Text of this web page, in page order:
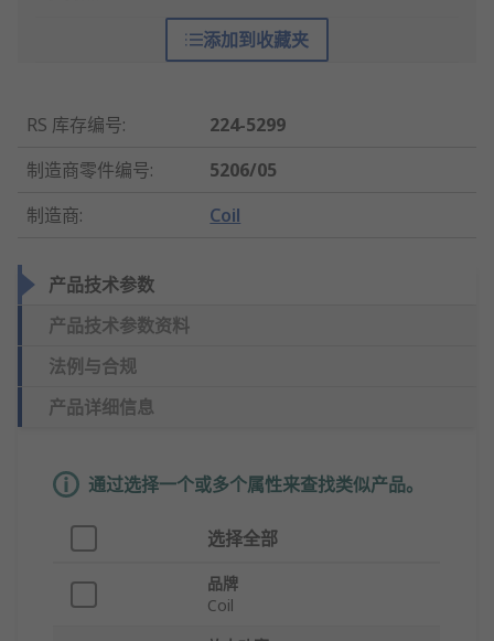
添加到收藏夹
RS 库存编号:
224-5299
制造商零件编号:
5206/05
制造商: Coil
产品技术参数
产品技术参数资料
法例与合规
产品详细信息
通过选择一个或多个属性来查找类似产品。
选择全部
品牌
Coil